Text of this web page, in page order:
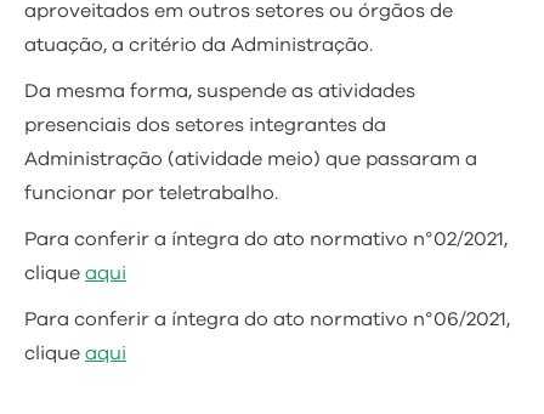
aproveitados em outros setores ou órgãos de
atuação, a critério da Administração.
Da mesma forma, suspende as atividades
presenciais dos setores integrantes da
Administração (atividade meio) que passaram a
funcionar por teletrabalho.
Para conferir a íntegra do ato normativo n°02/2021,
clique aqui
Para conferir a íntegra do ato normativo n°06/2021,
clique aqui